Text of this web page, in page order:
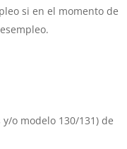
si en el momento de
o modelo 130/131) de